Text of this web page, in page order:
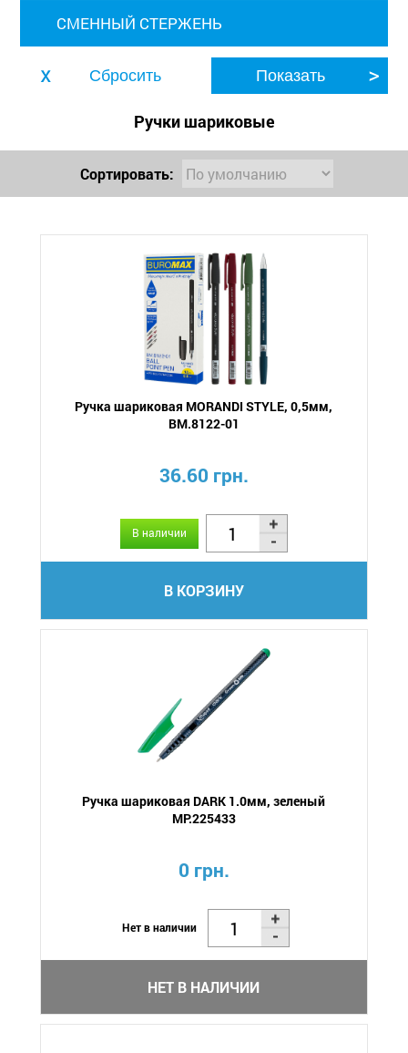
СМЕННЫЙ СТЕРЖЕНЬ
Ручки шариковые
Сортировать:
Ручка шариковая MORANDI STYLE, 0,5мм,
BM.8122-01
36.60 грн.
В наличии
В КОРЗИНУ
Ручка шариковая DARK 1.0мм, зеленый
MP.225433
0 грн.
Нет в наличии
НЕТ В НАЛИЧИИ